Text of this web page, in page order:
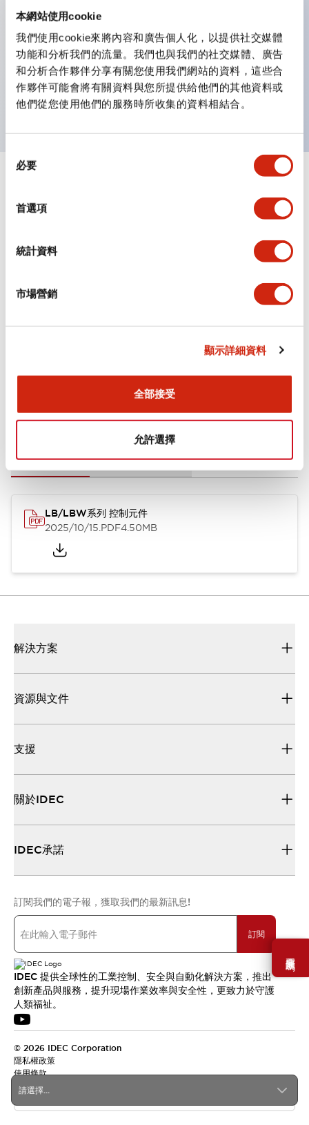
本網站使用cookie
我們使用cookie來將內容和廣告個人化，以提供社交媒體
功能和分析我們的流量。我們也與我們的社交媒體、廣告
和分析合作夥伴分享有關您使用我們網站的資料，這些合
作夥伴可能會將有關資料與您所提供給他們的其他資料或
他們從您使用他們的服務時所收集的資料相結合。
必要
首選項
統計資料
市場營銷
顯示詳細資料
全部接受
允許選擇
需要幫助嗎？
豐富的顏色變化，也提供帶護罩的黑色邊框
優秀的防水性能。保護結構IP65
按鈕開關、選擇開關、帶鎖選擇開關最多3c接點。
邊框顏色有黑色與金屬色兩種。
LED照明帶來明亮且清晰的照明面
審美規範
環境規範
機械規格
安裝和安裝規範
文件和檔案
型錄和宣傳手冊 CAD檔 認證與標準
LB/LBW系列 控制元件
2025/10/15.PDF4.50MB
請選擇...
解決方案
資源與文件
支援
關於IDEC
IDEC承諾
訂閱我們的電子報，獲取我們的最新訊息!
訂閱
IDEC 提供全球性的工業控制、安全與自動化解決方案，推出
創新產品與服務，提升現場作業效率與安全性，更致力於守護
人類福祉。
© 2026 IDEC Corporation
隱私權政策
使用條款
台灣